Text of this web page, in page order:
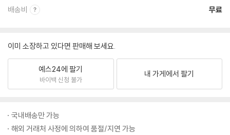
배송비 무료
이미 소장하고 있다면 판매해 보세요.
예스24에 팔기
바이백 신청 불가
내 가게에서 팔기
국내배송만 가능
해외 거래처 사정에 의하여 품절/지연 가능